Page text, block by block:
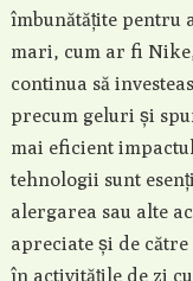
îmbunătățite
mari, cum ar fi
continua să
precum geluri și
mai eficient
tehnologii sunt
alergarea sau alte
apreciate și de
în activitățile de zi